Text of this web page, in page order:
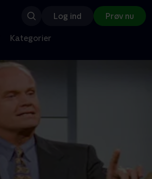
Log ind Prøv nu
Kategorier